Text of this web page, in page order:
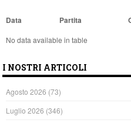
Data Partita
No data available in table
I NOSTRI ARTICOLI
Agosto 2026 (73)
Luglio 2026 (346)